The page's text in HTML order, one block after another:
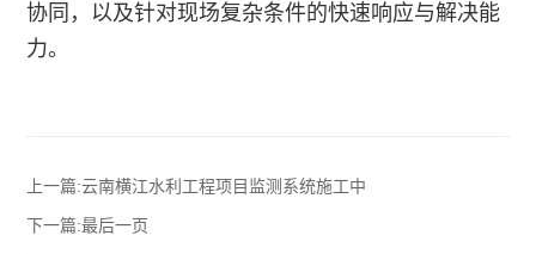
协同，以及针对现场复杂条件的快速响应与解决能
力。
上一篇:云南横江水利工程项目监测系统施工中
下一篇:最后一页